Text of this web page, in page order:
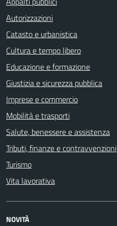
Autorizzazioni
Catasto e urbanistica
Cultura e tempo libero
Educazione e formazione
Giustizia e sicurezza pubblica
Imprese e commercio
Mobilità e trasporti
Salute, benessere e assistenza
Tributi, finanze e contravvenzioni
Turismo
Vita lavorativa
NOVITÀ